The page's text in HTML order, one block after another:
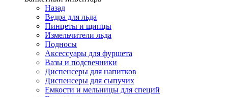
Назад
Ведра для льда
Пинцеты и щипцы
Измельчители льда
Подносы
Аксессуары для фуршета
Вазы и подсвечники
Диспенсеры для напитков
Диспенсеры для сыпучих
Емкости и мельницы для специй